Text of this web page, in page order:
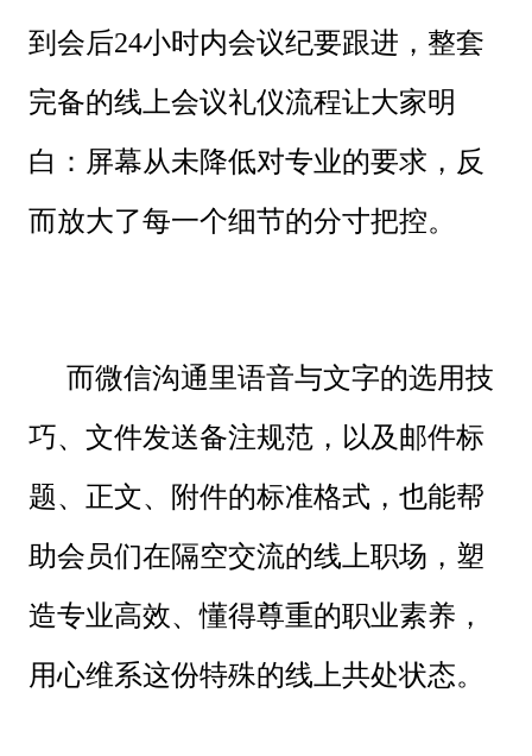
到会后24小时内会议纪要跟进，整套
完备的线上会议礼仪流程让大家明
白：屏幕从未降低对专业的要求，反
而放大了每一个细节的分寸把控。
而微信沟通里语音与文字的选用技
巧、文件发送备注规范，以及邮件标
题、正文、附件的标准格式，也能帮
助会员们在隔空交流的线上职场，塑
造专业高效、懂得尊重的职业素养，
用心维系这份特殊的线上共处状态。